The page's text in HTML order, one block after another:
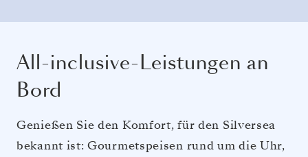
All-inclusive-Leistungen an
Bord
Genießen Sie den Komfort, für den Silversea
bekannt ist: Gourmetspeisen rund um die Uhr,